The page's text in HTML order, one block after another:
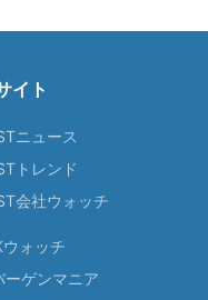
イト
ニュース
トレンド
会社ウォッチ
ウォッチ
ーゲンマニア